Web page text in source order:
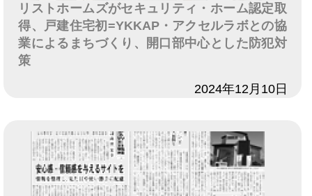
リストホームズがセキュリティ・ホーム認定取
得、戸建住宅初=YKKAP・アクセルラボとの協
業によるまちづくり、開口部中心とした防犯対
策
2024年12月10日